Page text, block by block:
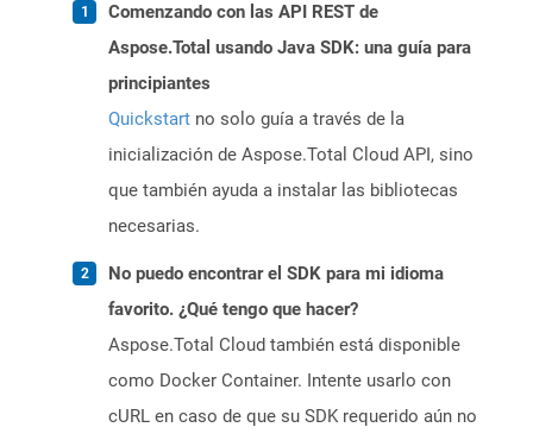
Comenzando con las API REST de
Aspose.Total usando Java SDK: una guía para
principiantes
Quickstart no solo guía a través de la
inicialización de Aspose.Total Cloud API, sino
que también ayuda a instalar las bibliotecas
necesarias.
No puedo encontrar el SDK para mi idioma
favorito. ¿Qué tengo que hacer?
Aspose.Total Cloud también está disponible
como Docker Container. Intente usarlo con
cURL en caso de que su SDK requerido aún no